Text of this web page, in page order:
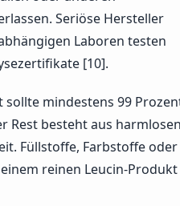
Seriöse Hersteller
Laboren testen
[10].
sollte mindestens 99
Rest besteht aus
Füllstoffe, Farbstoffe oder
reinen Leucin-Produkt